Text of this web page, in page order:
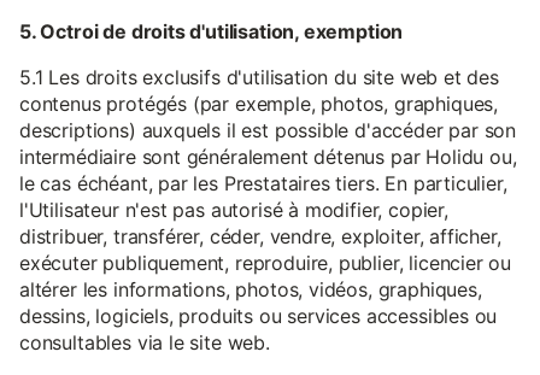
5. Octroi de droits d'utilisation, exemption
5.1 Les droits exclusifs d'utilisation du site web et des
contenus protégés (par exemple, photos, graphiques,
descriptions) auxquels il est possible d'accéder par son
intermédiaire sont généralement détenus par Holidu ou,
le cas échéant, par les Prestataires tiers. En particulier,
l'Utilisateur n'est pas autorisé à modifier, copier,
distribuer, transférer, céder, vendre, exploiter, afficher,
exécuter publiquement, reproduire, publier, licencier ou
altérer les informations, photos, vidéos, graphiques,
dessins, logiciels, produits ou services accessibles ou
consultables via le site web.